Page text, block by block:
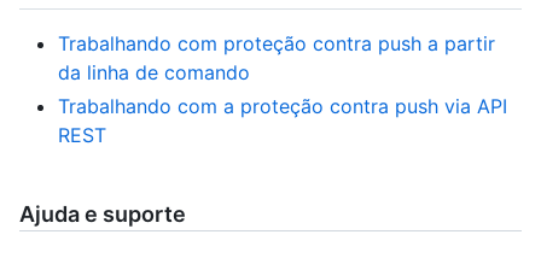
Trabalhando com proteção contra push a partir
da linha de comando
Trabalhando com a proteção contra push via API
REST
Ajuda e suporte